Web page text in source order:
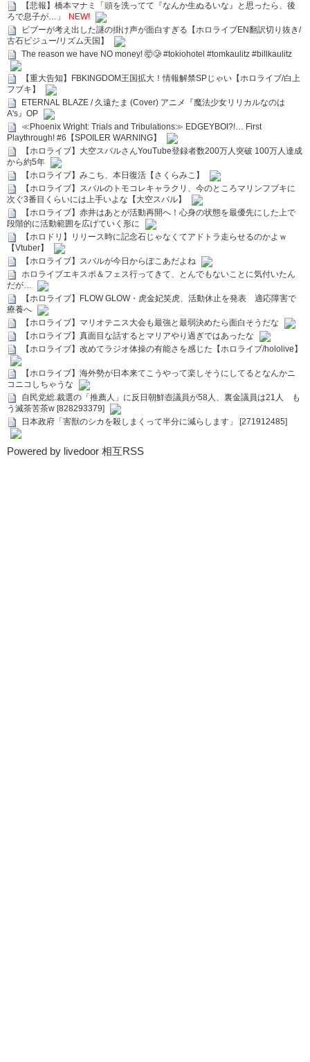
【悲報】橋本マナミ「頭を洗ってて『なんか生ぬるいな』と思ったら、後
ろで息子が…」
NEW!
ビブーが考え出した謎の掛け声が面白すぎる【ホロライブEN翻訳切り抜き/
古石ビジュー/リズム天国】
The reason we have NO money! 🤯🥲 #tokiohotel #tomkaulitz #billkaulitz
【重大告知】FBKINGDOM王国拡大！情報解禁SPじゃい【ホロライブ/白上
フブキ】
ETERNAL BLAZE / 久遠たま (Cover) アニメ『魔法少女リリカルなのは
A's』OP
≪Phoenix Wright: Trials and Tribulations≫ EDGEYBOI?!… First
Playthrough! #6【SPOILER WARNING】
【ホロライブ】大空スバルさんYouTube登録者数200万人突破 100万人達成
から約5年
【ホロライブ】みこち、本日復活【さくらみこ】
【ホロライブ】スバルのトモコレキャラクリ、今のところマリンフブキに
次ぐ3番目くらいには上手いよな【大空スバル】
【ホロライブ】赤井はあとが活動再開へ！心身の状態を最優先にした上で
段階的に活動範囲を広げていく形に
【ホロドリ】リリース時に記念石じゃなくてアドトラ走らせるのかよｗ
【Vtuber】
【ホロライブ】スバルが今日からぽこあだよね
ホロライブエキスポ＆フェス行ってきて、とんでもないことに気付いたん
だが…
【ホロライブ】FLOW GLOW・虎金妃笑虎、活動休止を発表 適応障害で
療養へ
【ホロライブ】マリオテニス大会も最強と最弱決めたら面白そうだな
【ホロライブ】真面目な話するとマリアやり過ぎではあったな
【ホロライブ】改めてラジオ体操の有能さを感じた【ホロライブ/hololive】
【ホロライブ】海外勢が日本来てこうやって楽しそうにしてるとなんかニ
コニコしちゃうな
自民党総.裁選の「推薦人」に反日朝鮮壺議員が58人、裏金議員は21人 も
う滅茶苦茶w [828293379]
日本政府「害獣のシカを殺しまくって半分に減らします」 [271912485]
Powered by livedoor 相互RSS